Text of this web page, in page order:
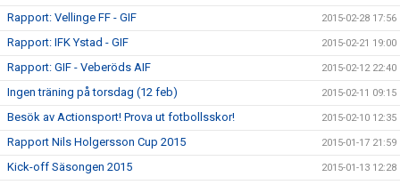
Rapport: Vellinge FF - GIF 2015-02-28 17:56
Rapport: IFK Ystad - GIF 2015-02-21 19:00
Rapport: GIF - Veberöds AIF 2015-02-12 22:40
Ingen träning på torsdag (12 feb) 2015-02-11 09:15
Besök av Actionsport! Prova ut fotbollsskor! 2015-02-10 12:35
Rapport Nils Holgersson Cup 2015 2015-01-17 21:59
Kick-off Säsongen 2015 2015-01-13 12:28